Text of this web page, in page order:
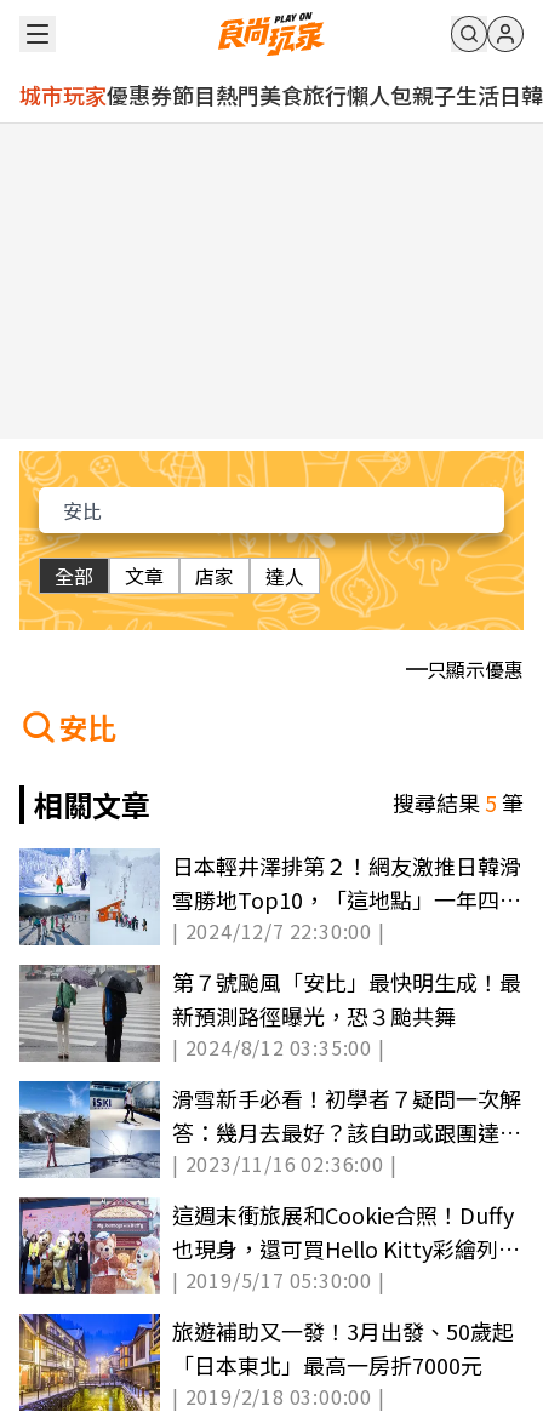
城市玩家優惠券節目熱門美食旅行懶人包親子生活日韓
全部 文章 店家 達人
只顯示優惠
安比
相關文章
搜尋結果5筆
日本輕井澤排第２！網友激推日韓滑
雪勝地Top10，「這地點」一年四季
都適合玩
| 2024/12/7 22:30:00 |
第７號颱風「安比」最快明生成！最
新預測路徑曝光，恐３颱共舞
| 2024/8/12 03:35:00 |
滑雪新手必看！初學者７疑問一次解
答：幾月去最好？該自助或跟團達人
告訴你
| 2023/11/16 02:36:00 |
這週末衝旅展和Cookie合照！Duffy
也現身，還可買Hello Kitty彩繪列車
票
| 2019/5/17 05:30:00 |
旅遊補助又一發！3月出發、50歲起
「日本東北」最高一房折7000元
| 2019/2/18 03:00:00 |